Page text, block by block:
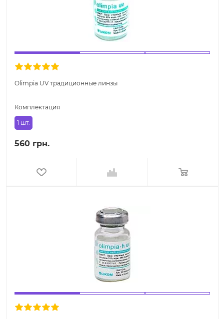
Olimpia UV традиционные линзы
Комплектация
1 шт.
560 грн.